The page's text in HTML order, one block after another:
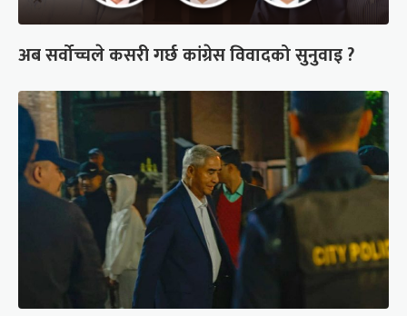
अब सर्वोच्चले कसरी गर्छ कांग्रेस विवादको सुनुवाइ ?